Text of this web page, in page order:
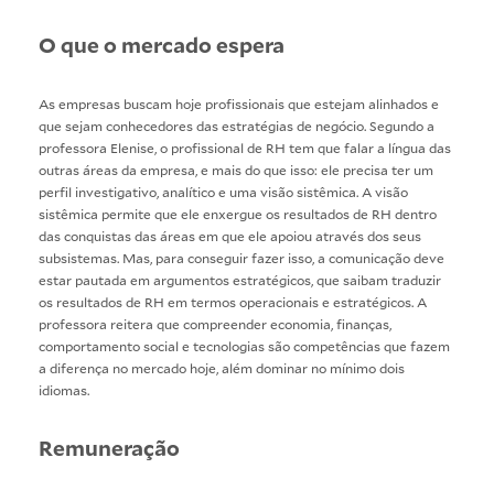
O que o mercado espera
As empresas buscam hoje profissionais que estejam alinhados e
que sejam conhecedores das estratégias de negócio. Segundo a
professora Elenise, o profissional de RH tem que falar a língua das
outras áreas da empresa, e mais do que isso: ele precisa ter um
perfil investigativo, analítico e uma visão sistêmica. A visão
sistêmica permite que ele enxergue os resultados de RH dentro
das conquistas das áreas em que ele apoiou através dos seus
subsistemas. Mas, para conseguir fazer isso, a comunicação deve
estar pautada em argumentos estratégicos, que saibam traduzir
os resultados de RH em termos operacionais e estratégicos. A
professora reitera que compreender economia, finanças,
comportamento social e tecnologias são competências que fazem
a diferença no mercado hoje, além dominar no mínimo dois
idiomas.
Remuneração